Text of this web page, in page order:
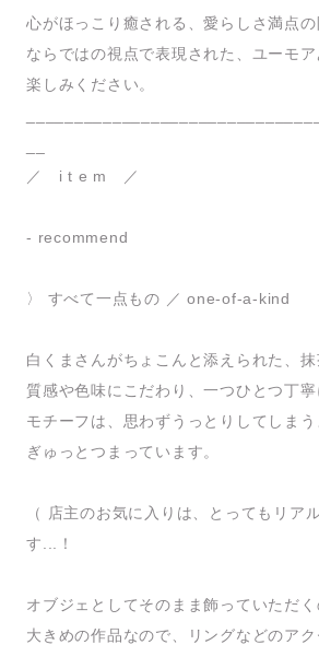
心がほっこり癒される、愛らしさ満点の
ならではの視点で表現された、ユーモ
楽しみください。
／ i t e m ／
- recommend
〉 すべて一点もの ／ one-of-a-kind
白くまさんがちょこんと添えられた、
質感や色味にこだわり、一つひとつ丁
モチーフは、思わずうっとりしてしま
ぎゅっとつまっています。
（ 店主のお気に入りは、とってもリア
す...！
オブジェとしてそのまま飾っていただ
大きめの作品なので、リングなどのア